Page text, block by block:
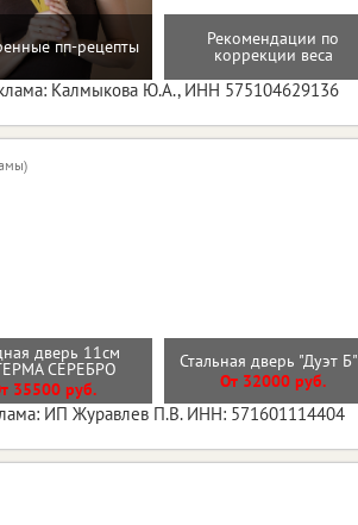
пп-рецепты Рекомендации по
коррекции веса
Калмыкова Ю.А., ИНН 575104629136
дверь 11см
СЕРЕБРО
35500 руб.
Стальная дверь "Дуэт Б"
От 32000 руб.
ИП Журавлев П.В. ИНН: 571601114404